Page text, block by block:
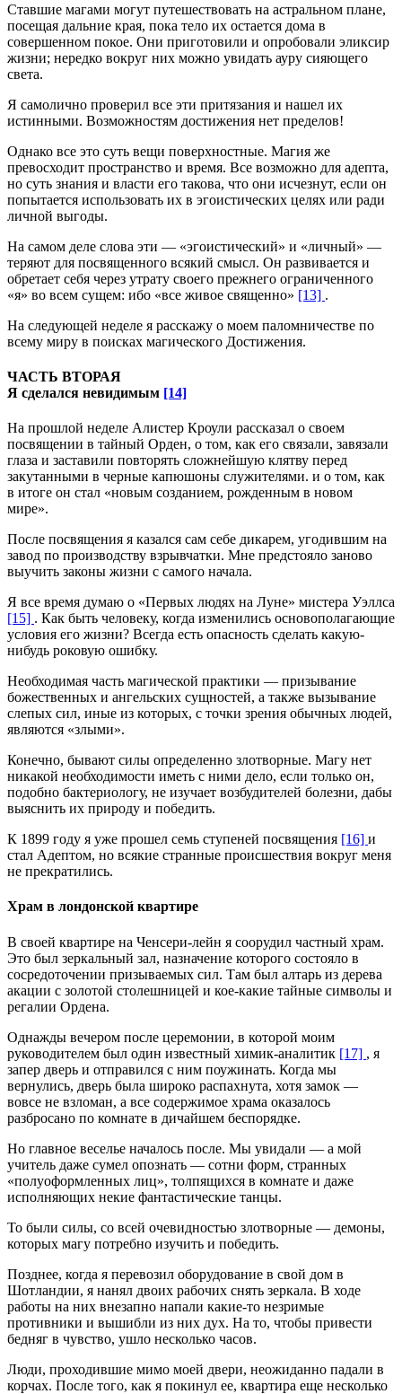
Ставшие магами могут путешествовать на астральном плане,
посещая дальние края, пока тело их остается дома в
совершенном покое. Они приготовили и опробовали эликсир
жизни; нередко вокруг них можно увидать ауру сияющего
света.
Я самолично проверил все эти притязания и нашел их
истинными. Возможностям достижения нет пределов!
Однако все это суть вещи поверхностные. Магия же
превосходит пространство и время. Все возможно для адепта,
но суть знания и власти его такова, что они исчезнут, если он
попытается использовать их в эгоистических целях или ради
личной выгоды.
На самом деле слова эти — «эгоистический» и «личный» —
теряют для посвященного всякий смысл. Он развивается и
обретает себя через утрату своего прежнего ограниченного
«я» во всем сущем: ибо «все живое священно» [13] .
На следующей неделе я расскажу о моем паломничестве по
всему миру в поисках магического Достижения.
ЧАСТЬ ВТОРАЯ
Я сделался невидимым [14]
На прошлой неделе Алистер Кроули рассказал о своем
посвящении в тайный Орден, о том, как его связали, завязали
глаза и заставили повторять сложнейшую клятву перед
закутанными в черные капюшоны служителями. и о том, как
в итоге он стал «новым созданием, рожденным в новом
мире».
После посвящения я казался сам себе дикарем, угодившим на
завод по производству взрывчатки. Мне предстояло заново
выучить законы жизни с самого начала.
Я все время думаю о «Первых людях на Луне» мистера Уэллса
[15] . Как быть человеку, когда изменились основополагающие
условия его жизни? Всегда есть опасность сделать какую-
нибудь роковую ошибку.
Необходимая часть магической практики — призывание
божественных и ангельских сущностей, а также вызывание
слепых сил, иные из которых, с точки зрения обычных людей,
являются «злыми».
Конечно, бывают силы определенно злотворные. Магу нет
никакой необходимости иметь с ними дело, если только он,
подобно бактериологу, не изучает возбудителей болезни, дабы
выяснить их природу и победить.
К 1899 году я уже прошел семь ступеней посвящения [16] и
стал Адептом, но всякие странные происшествия вокруг меня
не прекратились.
Храм в лондонской квартире
В своей квартире на Ченсери-лейн я соорудил частный храм.
Это был зеркальный зал, назначение которого состояло в
сосредоточении призываемых сил. Там был алтарь из дерева
акации с золотой столешницей и кое-какие тайные символы и
регалии Ордена.
Однажды вечером после церемонии, в которой моим
руководителем был один известный химик-аналитик [17] , я
запер дверь и отправился с ним поужинать. Когда мы
вернулись, дверь была широко распахнута, хотя замок —
вовсе не взломан, а все содержимое храма оказалось
разбросано по комнате в дичайшем беспорядке.
Но главное веселье началось после. Мы увидали — а мой
учитель даже сумел опознать — сотни форм, странных
«полуоформленных лиц», толпящихся в комнате и даже
исполняющих некие фантастические танцы.
То были силы, со всей очевидностью злотворные — демоны,
которых магу потребно изучить и победить.
Позднее, когда я перевозил оборудование в свой дом в
Шотландии, я нанял двоих рабочих снять зеркала. В ходе
работы на них внезапно напали какие-то незримые
противники и вышибли из них дух. На то, чтобы привести
бедняг в чувство, ушло несколько часов.
Люди, проходившие мимо моей двери, неожиданно падали в
корчах. После того, как я покинул ее, квартира еще несколько